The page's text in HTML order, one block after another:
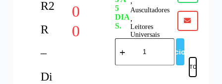
R2
R
–
Di
0
0
5
DIA
S.
Adicionar
Auscultadores
,
Leitores
Universais
FAVORITOS